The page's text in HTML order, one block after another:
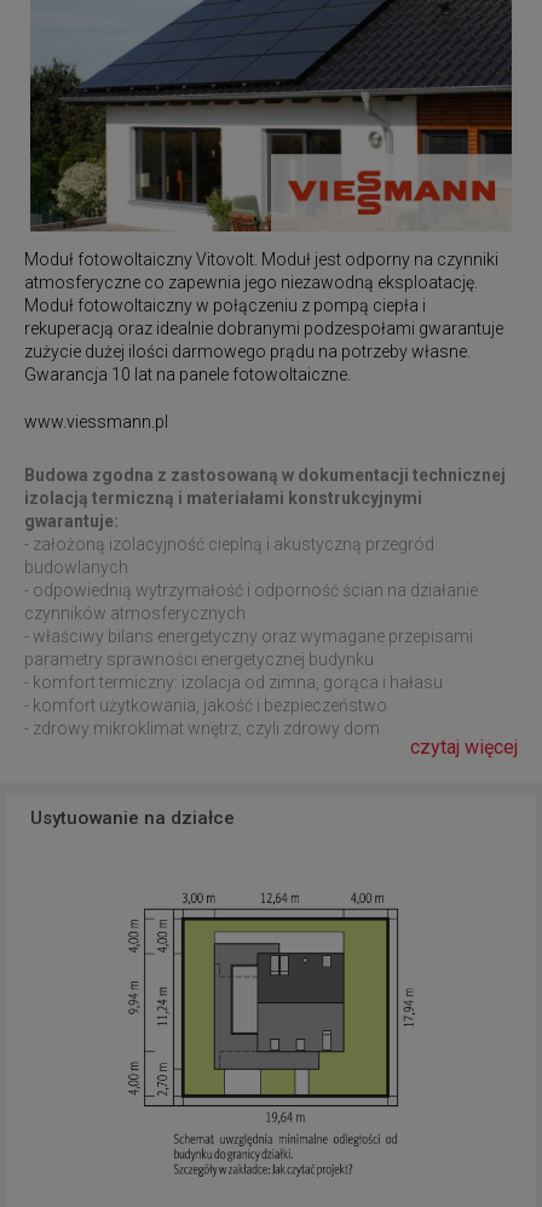
Moduł fotowoltaicznyVitovolt . Moduł jest odporny na czynniki
atmosferyczne co zapewnia jego niezawodną eksploatację.
Moduł fotowoltaiczny w połączeniu z pompą ciepła i
rekuperacją oraz idealnie dobranymi podzespołami gwarantuje
zużycie dużej ilości darmowego prądu na potrzeby własne.
Gwarancja 10 lat na panele fotowoltaiczne.
www.viessmann.pl
Budowa zgodna z zastosowaną w dokumentacji technicznej
izolacją termiczną i materiałami konstrukcyjnymi
gwarantuje:
- założoną izolacyjność cieplną i akustyczną przegród
budowlanych
- odpowiednią wytrzymałość i odporność ścian na działanie
czynników atmosferycznych
- właściwy bilans energetyczny oraz wymagane przepisami
parametry sprawności energetycznej budynku
- komfort termiczny: izolacja od zimna, gorąca i hałasu
- komfort użytkowania, jakość i bezpieczeństwo
- zdrowy mikroklimat wnętrz, czyli zdrowy dom
czytaj więcej
Usytuowanie na działce